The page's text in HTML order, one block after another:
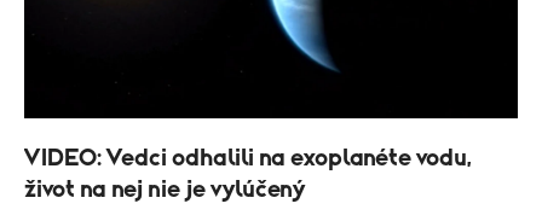
VIDEO: Vedci odhalili na exoplanéte vodu,
život na nej nie je vylúčený